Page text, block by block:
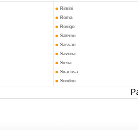
Rimini
Roma
Rovigo
Salerno
Sassari
Savona
Siena
Siracusa
Sondrio